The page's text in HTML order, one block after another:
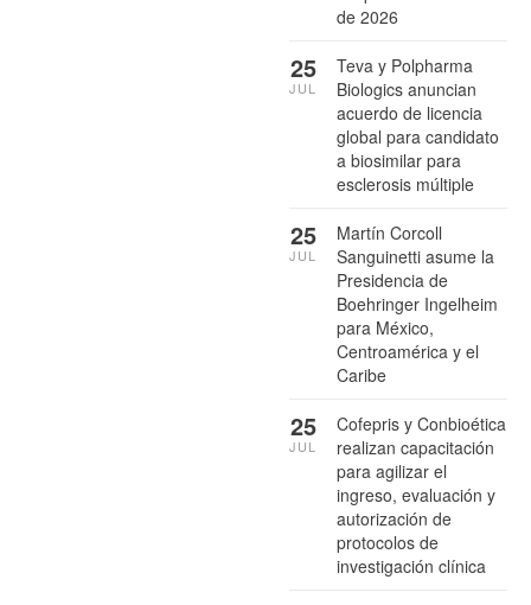
de 2026
Teva y Polpharma
Biologics anuncian
acuerdo de licencia
global para candidato
a biosimilar para
esclerosis múltiple
25
JUL
Martín Corcoll
Sanguinetti asume la
Presidencia de
Boehringer Ingelheim
para México,
Centroamérica y el
Caribe
25
JUL
Cofepris y Conbioética
realizan capacitación
para agilizar el
ingreso, evaluación y
autorización de
protocolos de
investigación clínica
25
JUL